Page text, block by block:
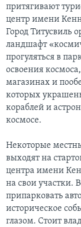
притягивают
центр имени
Город Титусвиль
ландшафт
прогуляться в
освоения
магазинах и
которых
кораблей и
космосе.
Некоторые
выходят на
центра имени
на свои участки.
припарковать
историческое
глазом. Стоит